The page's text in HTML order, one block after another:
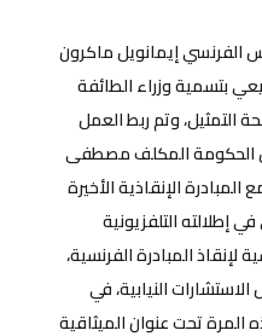
الفرنسي إيمانويل ماكرون
بتسمية وزراء الطائفة
وتم ربط العمل
الحكومة المكلف مصطفى
الإنقاذية الأخيرة
إطلالته التلفزيونية
لإنقاذ المبادرة الفرنسية،
النيابية، في
تحت عنوان الميثاقية